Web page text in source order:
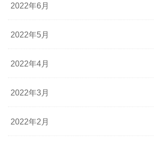
2022年6月
2022年5月
2022年4月
2022年3月
2022年2月